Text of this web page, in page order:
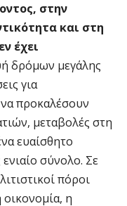
στην
και στη
έχει
δρόμων μεγάλης
για
προκαλέσουν
μεταβολές στη
ευαίσθητο
σύνολο. Σε
πόροι
η